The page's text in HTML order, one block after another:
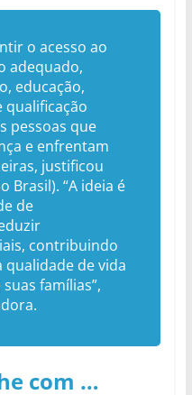
o acesso ao
adequado,
educação,
qualificação
pessoas que
e enfrentam
justificou
Brasil). “A ideia é
de
contribuindo
de vida
famílias”,
com …